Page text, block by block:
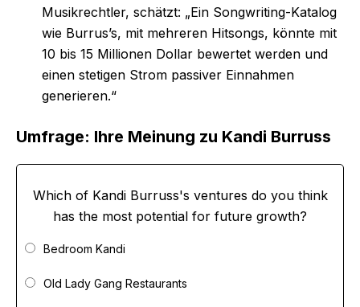
Musikrechtler, schätzt: „Ein Songwriting-Katalog
wie Burrus’s, mit mehreren Hitsongs, könnte mit
10 bis 15 Millionen Dollar bewertet werden und
einen stetigen Strom passiver Einnahmen
generieren.“
Umfrage: Ihre Meinung zu Kandi Burruss
Which of Kandi Burruss's ventures do you think
has the most potential for future growth?
Bedroom Kandi
Old Lady Gang Restaurants